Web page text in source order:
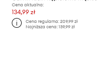
Cena aktualna:
134,99 zł
Cena regularna:209,99 zł
Najniższa cena:139,99 zł